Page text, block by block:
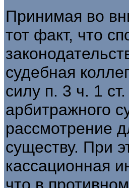
Принимая во
тот факт, что
судебная
силу п. 3 ч. 1
арбитражного
рассмотрение
существу. При
кассационная
что в